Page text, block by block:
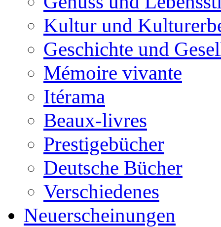
Kultur und
Geschichte und
Mémoire vivante
Itérama
Beaux-livres
Prestigebücher
Deutsche Bücher
Verschiedenes
Neuerscheinungen